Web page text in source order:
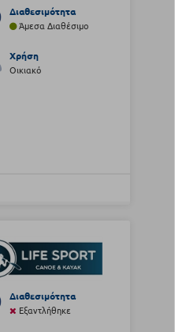
Διαθεσιμότητα
Άμεσα Διαθέσιμο
Χρήση
Οικιακό
Διαθεσιμότητα
Εξαντλήθηκε